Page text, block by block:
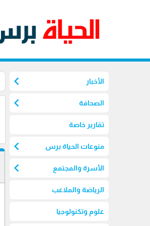
الأخبار chevron_left
الصحافة chevron_left
تقارير خاصة
منوعات الحياة برس chevron_left
الأسرة والمجتمع chevron_left
الرياضة والملاعب
علوم وتكنولوجيا